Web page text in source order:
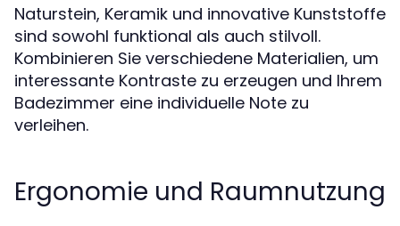
Naturstein, Keramik und innovative Kunststoffe
sind sowohl funktional als auch stilvoll.
Kombinieren Sie verschiedene Materialien, um
interessante Kontraste zu erzeugen und Ihrem
Badezimmer eine individuelle Note zu
verleihen.
Ergonomie und Raumnutzung